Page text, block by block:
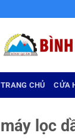
TRANG CHỦ CỬA
máy lọc